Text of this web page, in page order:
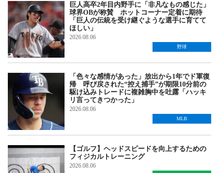
巨人高卒2年目内野手に「非凡なもの感じた」
球界OBが称賛 ホットコーナー定着に期待
「巨人の伝統を受け継ぐような選手に育てて
ほしい」
2026.08.06
野球
「色々な感情があった」放出から1年でド軍復
帰 呼び戻された“控え捕手”が期限10分前の
駆け込みトレードに複雑胸中を吐露「ハッキ
リ言ってきつかった」
2026.08.06
MLB
【ゴルフ】ヘッドスピードを向上するための
フィジカルトレーニング
2026.08.06